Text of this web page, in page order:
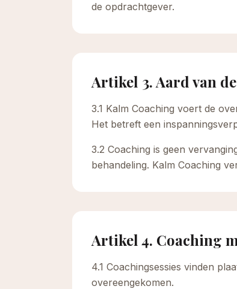
de opdrachtgever.
Artikel 3. Aard van
3.1 Kalm Coaching voert de
Het betreft een
3.2 Coaching is geen
behandeling. Kalm Coaching
Artikel 4. Coaching
4.1 Coachingsessies vinden
overeengekomen.